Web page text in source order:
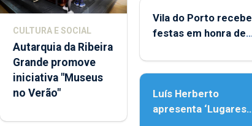
CULTURA E SOCIAL
Autarquia da Ribeira
Grande promove
iniciativa "Museus
no Verão"
Vila do Porto recebe
festas em honra de
Assunção
Luís Herberto
apresenta ‘Lugares